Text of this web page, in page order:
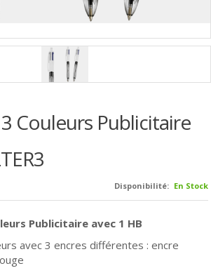
Couleurs Publicitaire
Disponibilité: En Stock
Publicitaire avec 1 HB
avec 3 encres différentes : encre